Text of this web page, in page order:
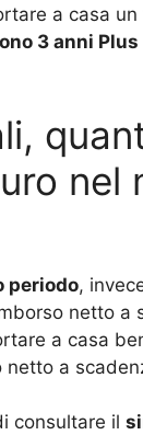
a casa
3 anni Plus
nel
periodo,
netto a
a casa
a
consultare il